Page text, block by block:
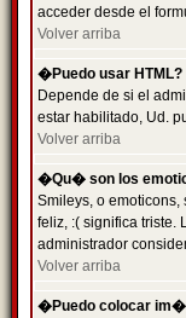
acceder desde el
Volver arriba
�Puedo usar HTML?
Depende de si el
estar habilitado, Ud.
Volver arriba
�Qu� son los
Smileys, o
feliz, :( significa triste.
administrador
Volver arriba
�Puedo colocar